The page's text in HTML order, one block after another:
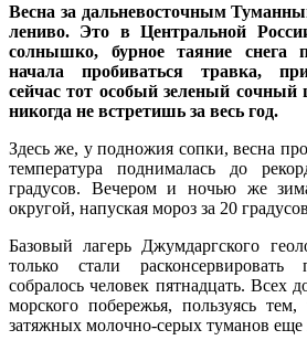
Весна за дальневосточным
лениво. Это в Центральной
солнышко, бурное таяние снега
начала пробиваться травка,
сейчас тот особый зеленый сочный
никогда не встретишь за весь год.
Здесь же, у подножия сопки, весна
температура поднималась до
градусов. Вечером и ночью же
округой, напуская мороз за 20
Базовый лагерь Джумдаргского
только стали
собралось человек пятнадцать. Всех
морского побережья, пользуясь
затяжных молочно-серых туманов